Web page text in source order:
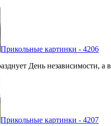
Прикольные картинки - 4206
День независимости,
Прикольные картинки - 4207